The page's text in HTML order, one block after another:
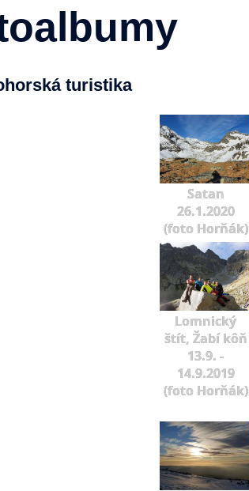
turistika
Satan
26.1.2020
(foto Horňák)
Lomnický
štít, Žabí kôň
13.9. -
14.9.2019
(foto Horňák)